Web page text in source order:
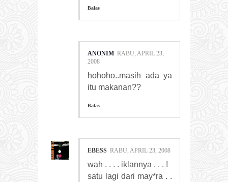
Balas
ANONIM RABU, APRIL 23,
2008
hohoho..masih ada ya
itu makanan??
Balas
EBESS RABU, APRIL 23, 2008
wah . . . . iklannya . . . !
satu lagi dari may*ra . .